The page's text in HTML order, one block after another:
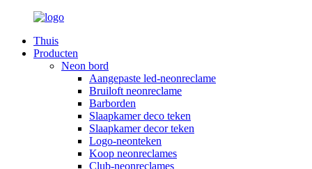
Thuis
Producten
Neon bord
Aangepaste led-neonreclame
Bruiloft neonreclame
Barborden
Slaapkamer deco teken
Slaapkamer decor teken
Logo-neonteken
Koop neonreclames
Club-neonreclames